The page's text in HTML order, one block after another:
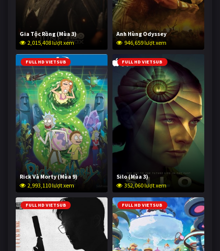
Gia Tộc Rồng (Mùa 3)
2,015,408 lượt xem
Anh Hùng Odyssey
946,659 lượt xem
FULL HD VIETSUB
Rick Và Morty (Mùa 9)
2,993,110 lượt xem
FULL HD VIETSUB
Silo (Mùa 3)
352,060 lượt xem
FULL HD VIETSUB FULL HD VIETSUB